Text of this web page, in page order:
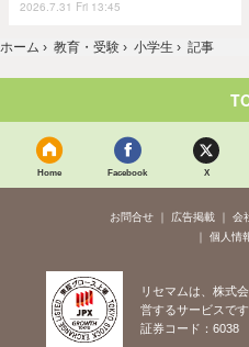
2026.7.31 Fri 13:45
ホーム › 教育・受験 › 小学生 › 記事
Home Facebook X
お問合せ 広告掲載 会
個人情
リセマムは、株式
営するサービスです
証券コード：6038